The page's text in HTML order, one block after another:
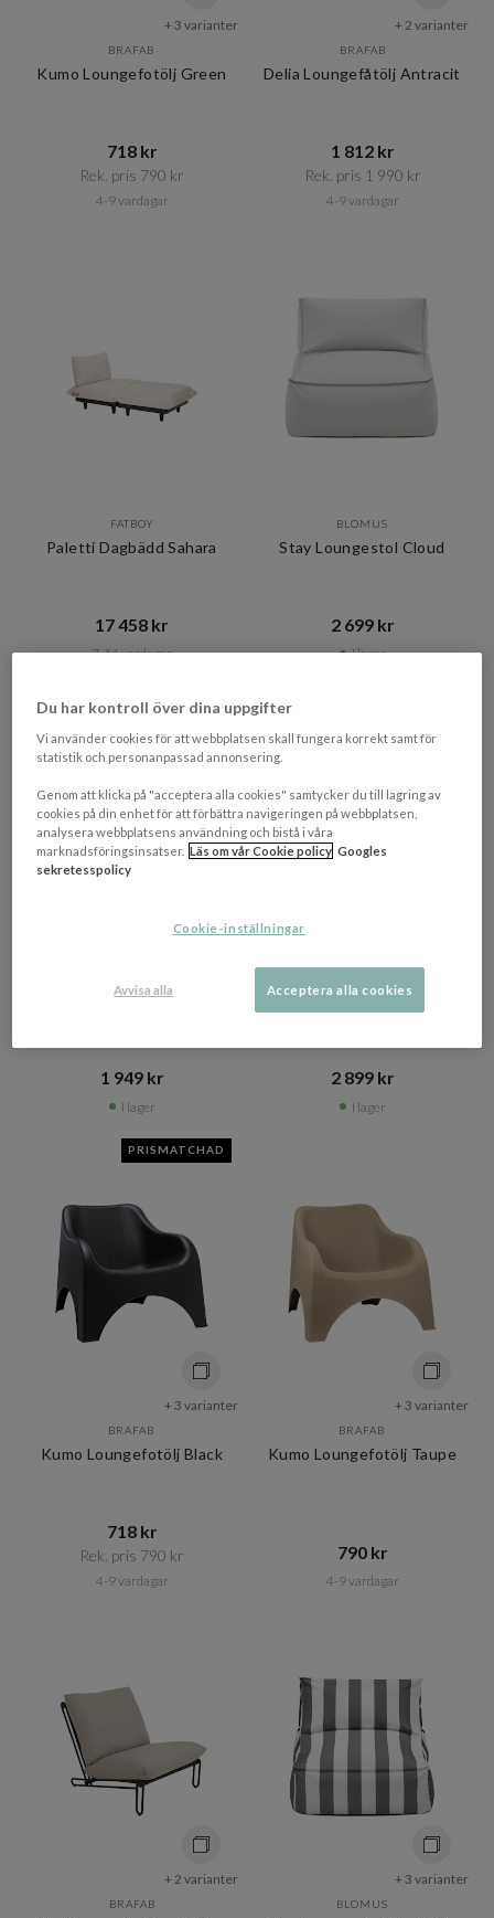
+ 3 varianter
BRAFAB
Kumo Loungefotölj Green
718 kr​​
Rek. pris 790 kr​​
4-9 vardagar
+ 2 varianter
BRAFAB
Delia Loungefåtölj Antracit
1 812 kr​​
Rek. pris 1 990 kr​​
4-9 vardagar
FATBOY
Paletti Dagbädd Sahara
17 458 kr​​
7-14 vardagar
BLOMUS
Stay Loungestol Cloud
2 699 kr​​
I lager
Venice Loungestol Svart
1 949 kr​​
I lager
Stay Loungestol Earth
Bouclé
2 899 kr​​
I lager
PRISMATCHAD
+ 3 varianter
BRAFAB
Kumo Loungefotölj Black
718 kr​​
Rek. pris 790 kr​​
4-9 vardagar
+ 3 varianter
BRAFAB
Kumo Loungefotölj Taupe
790 kr​​
4-9 vardagar
+ 2 varianter
BRAFAB
+ 3 varianter
BLOMUS
Du har kontroll över dina uppgifter
Vi använder cookies för att webbplatsen skall fungera korrekt samt för
statistik och personanpassad annonsering.
Genom att klicka på "acceptera alla cookies" samtycker du till lagring av
cookies på din enhet för att förbättra navigeringen på webbplatsen,
analysera webbplatsens användning och bistå i våra
marknadsföringsinsatser. Läs om vår Cookie policy Googles
sekretesspolicy
Cookie-inställningar
Avvisa alla Acceptera alla cookies